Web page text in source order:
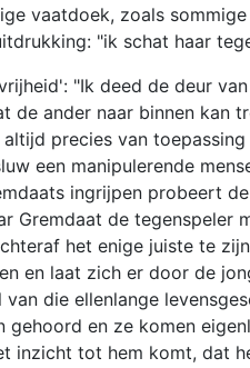
vaatdoek, zoals
"ik schat haar
"Ik deed de deur
ander naar binnen kan
precies van
een manipulerende
ingrijpen probeert
de tegenspeler
het enige juiste te
en laat zich er door de
die ellenlange
en ze komen
inzicht tot hem komt, dat